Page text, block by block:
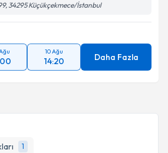
1
34295 Küçükçekmece/İstanbul
10 Ağu
14:20 Daha Fazla